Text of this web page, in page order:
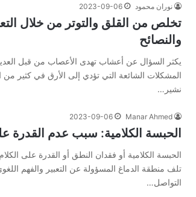
نوران محمود 2023-09-06
تخلص من القلق والتوتر من خلال
والنصائح
يكثر السؤال عن أعشاب تهدى الأعصاب من قبل
المشكلات الشائعة التي تؤدي إلى الأرق في كثير
نشير…
Manar Ahmed
2023-09-06
الحبسة الكلامية: سبب عدم القدرة
الحبسة الكلامية أو فقدان النطق أو القدرة على
تلف منطقة الدماغ المسؤولة عن التعبير والفهم
التواصل…